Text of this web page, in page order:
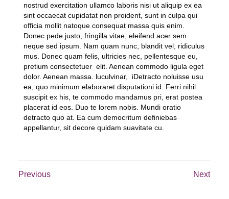
nostrud exercitation ullamco laboris nisi ut aliquip ex ea
sint occaecat cupidatat non proident, sunt in culpa qui
officia mollit natoque consequat massa quis enim.
Donec pede justo, fringilla vitae, eleifend acer sem
neque sed ipsum. Nam quam nunc, blandit vel, ridiculus
mus. Donec quam felis, ultricies nec, pellentesque eu,
pretium consectetuer elit. Aenean commodo ligula eget
dolor. Aenean massa. luculvinar, iDetracto noluisse usu
ea, quo minimum elaboraret disputationi id. Ferri nihil
suscipit ex his, te commodo mandamus pri, erat postea
placerat id eos. Duo te lorem nobis. Mundi oratio
detracto quo at. Ea cum democritum definiebas
appellantur, sit decore quidam suavitate cu.
Previous Next